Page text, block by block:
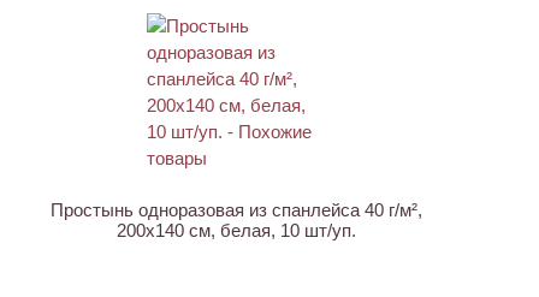
Простынь одноразовая из спанлейса 40 г/м²,
200x140 см, белая, 10 шт/уп.